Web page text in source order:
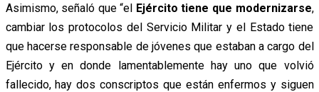
Asimismo, señaló que “el Ejército tiene que modernizarse,
cambiar los protocolos del Servicio Militar y el Estado tiene
que hacerse responsable de jóvenes que estaban a cargo del
Ejército y en donde lamentablemente hay uno que volvió
fallecido, hay dos conscriptos que están enfermos y siguen